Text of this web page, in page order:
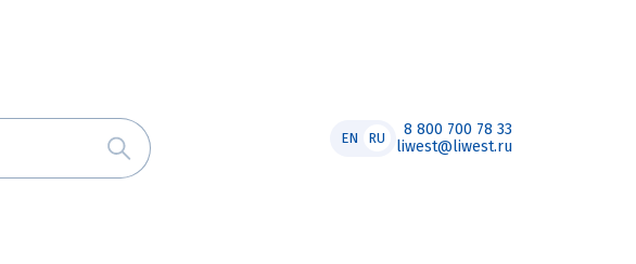
EN RU
8 800 700 78 33
liwest@liwest.ru